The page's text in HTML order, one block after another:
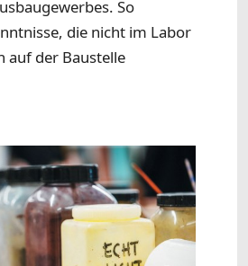
So
die nicht im Labor
auf der Baustelle